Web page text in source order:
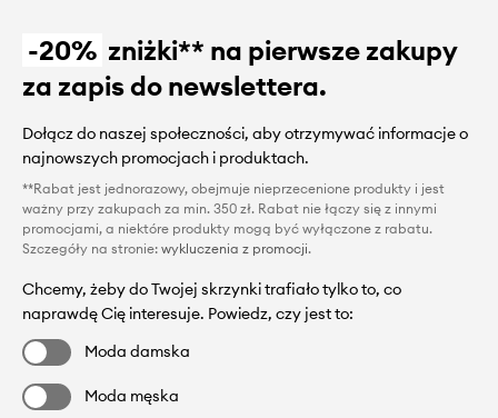
-20% zniżki** na pierwsze zakupy
za zapis do newslettera.
Dołącz do naszej społeczności, aby otrzymywać informacje o
najnowszych promocjach i produktach.
**Rabat jest jednorazowy, obejmuje nieprzecenione produkty i jest
ważny przy zakupach za min. 350 zł. Rabat nie łączy się z innymi
promocjami, a niektóre produkty mogą być wyłączone z rabatu.
Szczegóły na stronie: wykluczenia z promocji.
Chcemy, żeby do Twojej skrzynki trafiało tylko to, co
naprawdę Cię interesuje. Powiedz, czy jest to:
Moda damska
Moda męska